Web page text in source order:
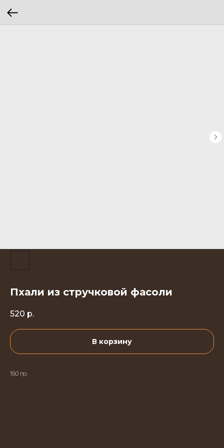
Пхали из стручковой фасоли
520 р.
В корзину
150 гр.